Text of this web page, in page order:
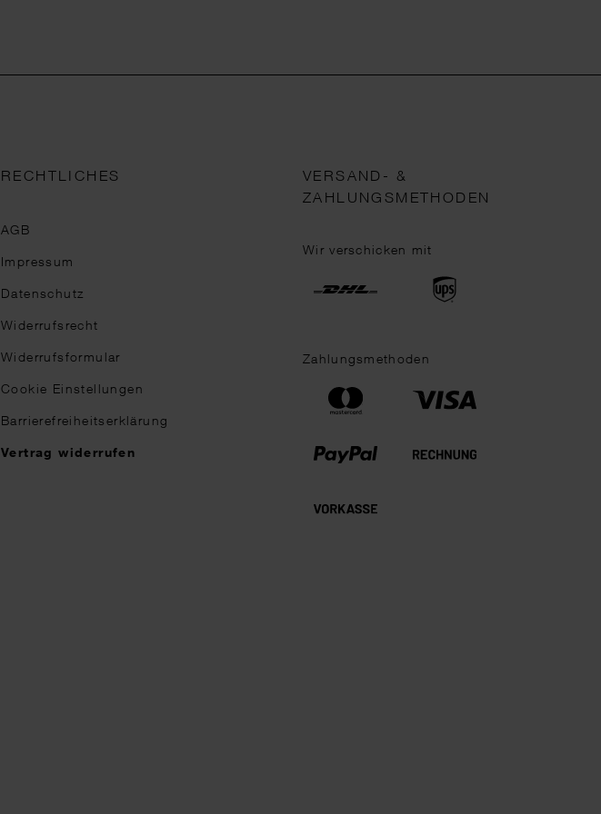
RECHTLICHES
AGB
Impressum
Datenschutz
Widerrufsrecht
Widerrufsformular
Cookie Einstellungen
Barrierefreiheitserklärung
Vertrag widerrufen
VERSAND- &
ZAHLUNGSMETHODEN
Wir verschicken mit
Zahlungsmethoden